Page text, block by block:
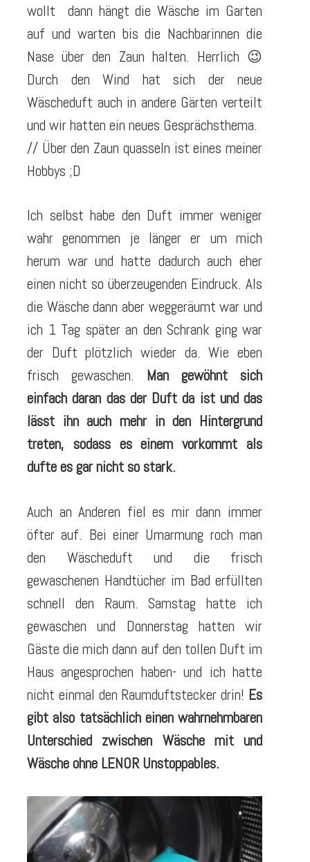
wollt dann hängt die Wäsche im Garten
auf und warten bis die Nachbarinnen die
Nase über den Zaun halten. Herrlich 😉
Durch den Wind hat sich der neue
Wäscheduft auch in andere Gärten verteilt
und wir hatten ein neues Gesprächsthema.
// Über den Zaun quasseln ist eines meiner
Hobbys ;D
Ich selbst habe den Duft immer weniger
wahr genommen je länger er um mich
herum war und hatte dadurch auch eher
einen nicht so überzeugenden Eindruck. Als
die Wäsche dann aber weggeräumt war und
ich 1 Tag später an den Schrank ging war
der Duft plötzlich wieder da. Wie eben
frisch gewaschen. Man gewöhnt sich
einfach daran das der Duft da ist und das
lässt ihn auch mehr in den Hintergrund
treten, sodass es einem vorkommt als
dufte es gar nicht so stark.
Auch an Anderen fiel es mir dann immer
öfter auf. Bei einer Umarmung roch man
den Wäscheduft und die frisch
gewaschenen Handtücher im Bad erfüllten
schnell den Raum. Samstag hatte ich
gewaschen und Donnerstag hatten wir
Gäste die mich dann auf den tollen Duft im
Haus angesprochen haben- und ich hatte
nicht einmal den Raumduftstecker drin! Es
gibt also tatsächlich einen wahrnehmbaren
Unterschied zwischen Wäsche mit und
Wäsche ohne LENOR Unstoppables.